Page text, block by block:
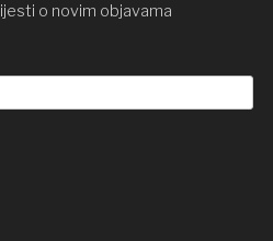
o novim objavama